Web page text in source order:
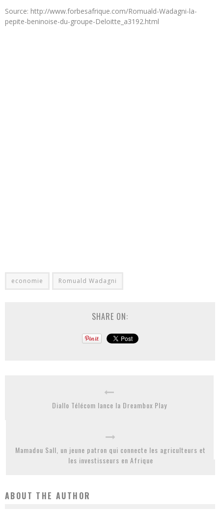
Source: http://www.forbesafrique.com/Romuald-Wadagni-la-
pepite-beninoise-du-groupe-Deloitte_a3192.html
economie Romuald Wadagni
SHARE ON:
Diallo Télécom lance la Dreambox Play
Mamadou Sall, un jeune patron qui connecte les agriculteurs et
les investisseurs en Afrique
ABOUT THE AUTHOR